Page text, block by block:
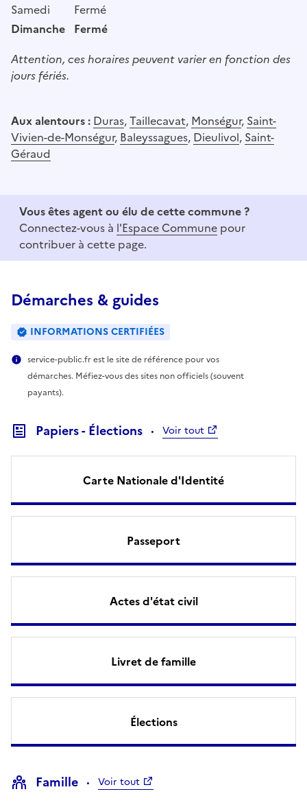
Samedi
Fermé
Dimanche Fermé
Attention, ces horaires peuvent varier en fonction des
jours fériés.
Aux alentours : Duras,Taillecavat, Monségur, Saint-
Vivien-de-Monségur, Baleyssagues, Dieulivol, Saint-
Géraud
Vous êtes agent ou élu de cette commune ?
Connectez-vous à l'Espace Commune pour
contribuer à cette page.
Démarches & guides
INFORMATIONS CERTIFIÉES
service-public.fr est le site de référence pour vos
démarches. Méfiez-vous des sites non officiels (souvent
payants).
Papiers - Élections Voir tout
Carte Nationale d'Identité
Passeport
Actes d'état civil
Livret de famille
Élections
Famille Voir tout